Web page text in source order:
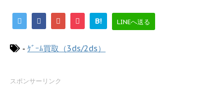
B! LINEへ送る
- ｹﾞｰﾑ買取（3ds/2ds）
スポンサーリンク